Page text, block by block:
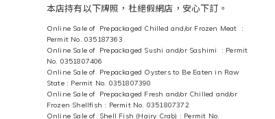
本店持有以下牌照，杜絕假網店，安心下訂。
Online Sale of Prepackaged Chilled and/or Frozen Meat :
Permit No. 035187363
Online Sale of Prepackaged Sushi and/or Sashimi : Permit
No. 0351807406
Online Sale of Prepackaged Oysters to Be Eaten in Raw
State : Permit No. 0351807390
Online Sale of Prepackaged Fresh and/or Chilled and/or
Frozen Shellfish : Permit No. 0351807372
Online Sale of Shell Fish (Hairy Crab) : Permit No.